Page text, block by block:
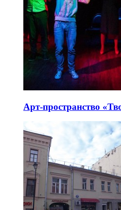
Арт-пространство